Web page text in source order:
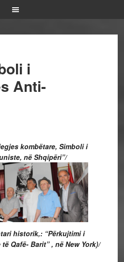
i
Anti-
kombëtare, Simboli i
në Shqipëri”/
historik,: “Përkujtimi i
Qafë- Barit” , në New York)/